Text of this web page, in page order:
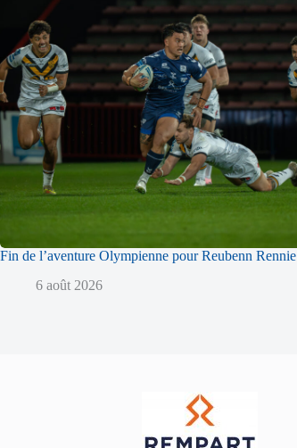
Fin de l’aventure Olympienne pour Reubenn Rennie
6 août 2026